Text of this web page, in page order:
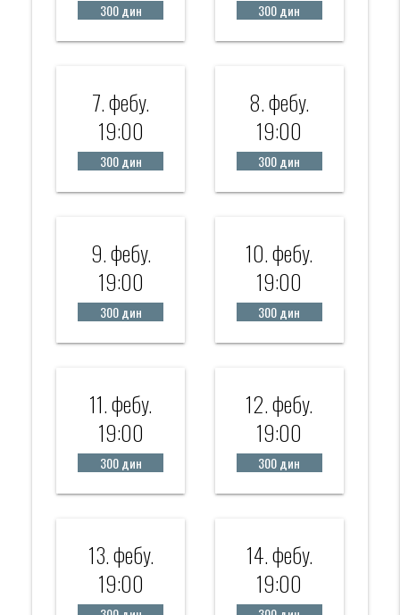
300 дин 300 дин
7. фебy.
19:00
300 дин
8. фебy.
19:00
300 дин
9. фебy.
19:00
300 дин
10. фебy.
19:00
300 дин
11. фебy.
19:00
300 дин
12. фебy.
19:00
300 дин
13. фебy.
19:00
14. фебy.
19:00